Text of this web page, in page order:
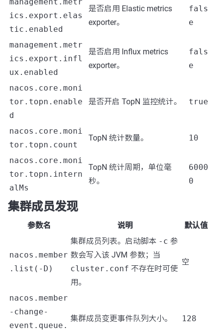
ics.export.elas
tic.enabled
是否启用 Elastic metrics
exporter。
fals
e
management.metr
ics.export.infl
ux.enabled
是否启用 Influx metrics
exporter。
fals
e
nacos.core.moni
tor.topn.enable
d
是否开启 TopN 监控统计。 true
nacos.core.moni
tor.topn.count
TopN 统计数量。 10
nacos.core.moni
tor.topn.intern
alMs
TopN 统计周期，单位毫
秒。
6000
0
集群成员发现
参数名 说明 默认值
nacos.member
.list(-D)
集群成员列表。启动脚本 -c 参
数会写入该 JVM 参数；当
cluster.conf 不存在时可使
用。
空
nacos.member
-change-
event.queue.
集群成员变更事件队列大小。 128